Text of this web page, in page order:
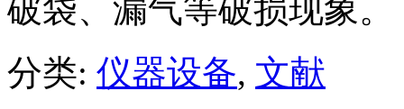
破袋、漏气等破损现象。
分类: 仪器设备, 文献